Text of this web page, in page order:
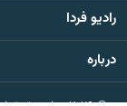
رادیو فردا
درباره